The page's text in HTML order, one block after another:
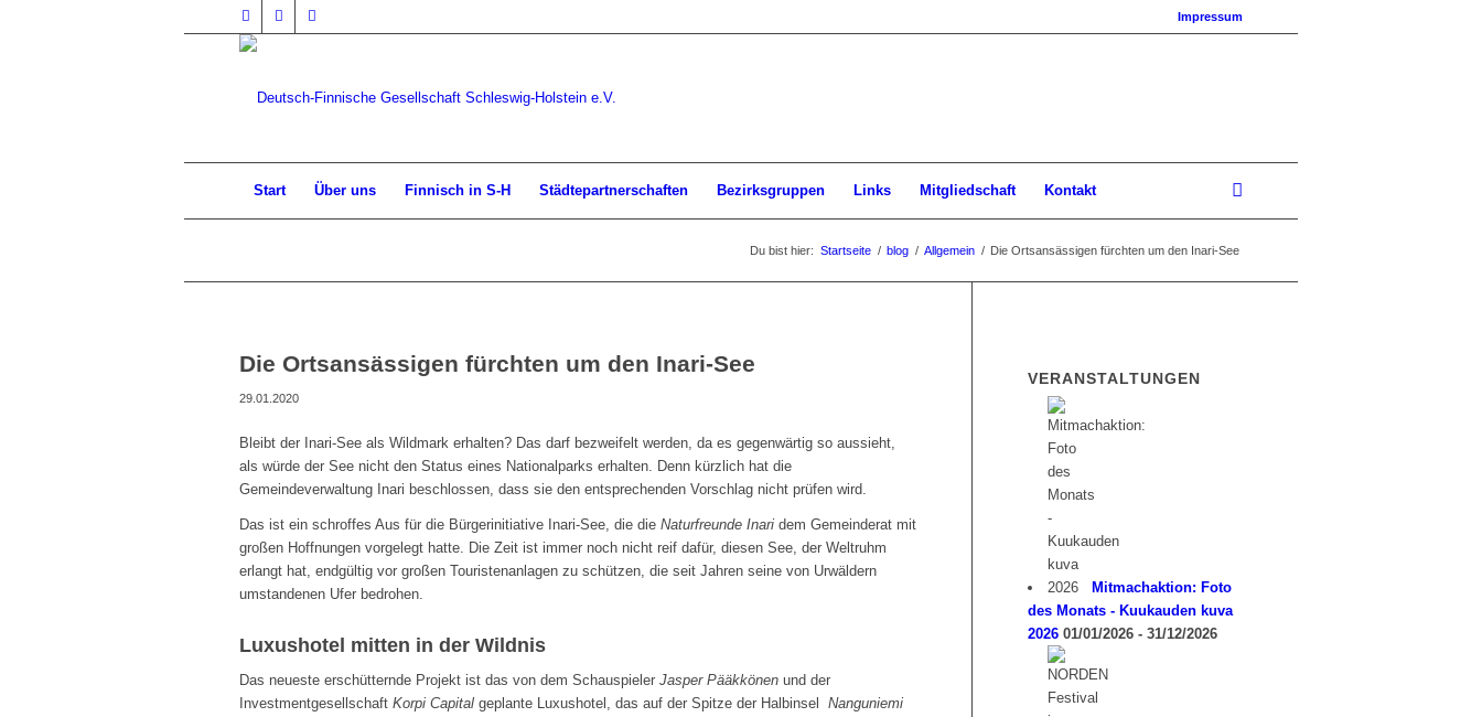
Impressum
Start Über uns Finnisch in S-H Städtepartnerschaften Bezirksgruppen Links Mitgliedschaft Kontakt
Du bist hier: Startseite / blog / Allgemein / Die Ortsansässigen fürchten um den Inari-See
Die Ortsansässigen fürchten um den Inari-See
29.01.2020
Bleibt der Inari-See als Wildmark erhalten? Das darf bezweifelt werden, da es gegenwärtig so aussieht,
als würde der See nicht den Status eines Nationalparks erhalten. Denn kürzlich hat die
Gemeindeverwaltung Inari beschlossen, dass sie den entsprechenden Vorschlag nicht prüfen wird.
Das ist ein schroffes Aus für die Bürgerinitiative Inari-See, die die Naturfreunde Inari dem Gemeinderat mit
großen Hoffnungen vorgelegt hatte. Die Zeit ist immer noch nicht reif dafür, diesen See, der Weltruhm
erlangt hat, endgültig vor großen Touristenanlagen zu schützen, die seit Jahren seine von Urwäldern
umstandenen Ufer bedrohen.
Luxushotel mitten in der Wildnis
Das neueste erschütternde Projekt ist das von dem Schauspieler Jasper Pääkkönen und der
Investmentgesellschaft Korpi Capital geplante Luxushotel, das auf der Spitze der Halbinsel Nanguniemi
VERANSTALTUNGEN
Mitmachaktion: Foto
des Monats - Kuukauden kuva
2026 01/01/2026 - 31/12/2026